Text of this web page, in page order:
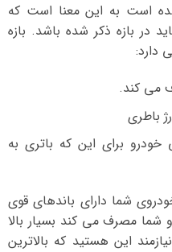
است به این معنا است که
در بازه ذکر شده باشد. بازه
دارد:
می کند.
باطری
برای این که باتری به
شما دارای باندهای قوی
مصرف می کند بسیار بالا
این هستید که بالاترین